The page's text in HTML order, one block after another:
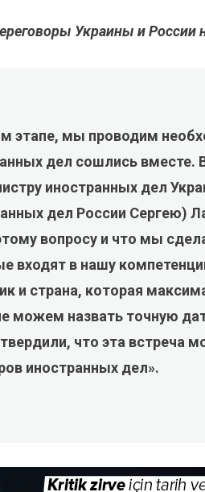
Украины и России
этапе, мы проводим
дел сошлись вместе.
иностранных дел
дел России Сергею)
вопросу и что мы
входят в нашу
и страна, которая
можем назвать точную
что эта встреча
иностранных дел».